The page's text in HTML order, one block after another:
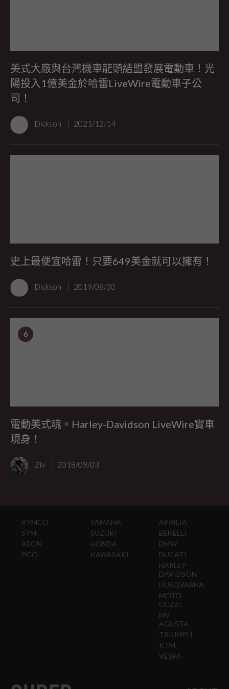
美式大廠與台灣機車龍頭結盟發展電動車！光
陽投入1億美金於哈雷LiveWire電動車子公
司！
Dickson 2021/12/14
史上最便宜哈雷！只要649美金就可以擁有！
Dickson 2019/08/30
6
電動美式魂。Harley-Davidson LiveWire實車
現身！
Ziv 2018/09/03
KYMCO
SYM
AEON
PGO
YAMAHA
SUZUKI
HONDA
KAWASAKI
APRILIA
BENELLI
BMW
DUCATI
HARLEY-
DAVIDSON
HUSQVARNA
MOTO
GUZZI
MV
AGUSTA
TRIUMPH
KTM
VESPA